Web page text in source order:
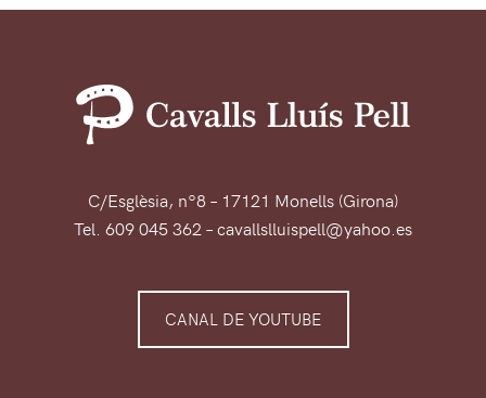
C/Esglèsia, nº8 – 17121 Monells (Girona)
Tel. 609 045 362 – cavallslluispell@yahoo.es
CANAL DE YOUTUBE